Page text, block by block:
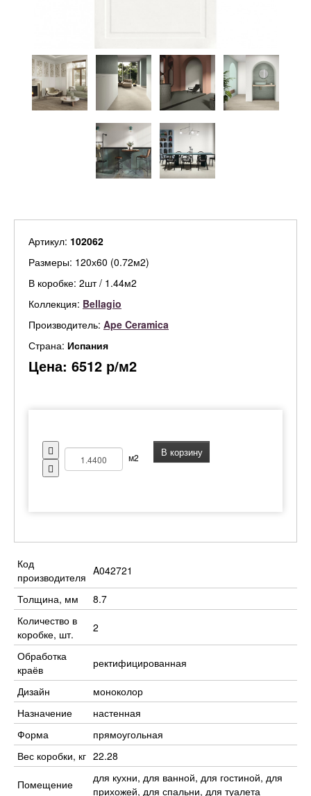
Артикул: 102062
Размеры: 120х60 (0.72м2)
В коробке: 2шт / 1.44м2
Коллекция: Bellagio
Производитель: Ape Ceramica
Страна: Испания
Цена: 6512 р/м2
м2 В корзину
Код
производителя A042721
Толщина, мм
8.7
Количество в
коробке, шт.
2
Обработка
краёв
ректифицированная
Дизайн
моноколор
Назначение
настенная
Форма
прямоугольная
Вес коробки, кг 22.28
Помещение
для кухни, для ванной, для гостиной, для
прихожей, для спальни, для туалета